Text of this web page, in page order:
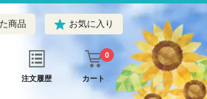
商品 お気に入り
注文履歴 カート
0